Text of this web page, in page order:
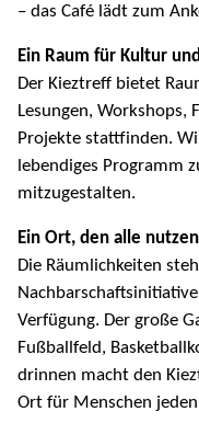
– das Café lädt zum
Ein Raum für Kultur
Der Kieztreff bietet
Lesungen, Workshops,
Projekte stattfinden.
lebendiges Programm
mitzugestalten.
Ein Ort, den alle
Die Räumlichkeiten
Verfügung. Der große
Fußballfeld,
drinnen macht den
Ort für Menschen